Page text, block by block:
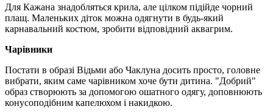
Для Кажана знадобляться крила, але цілком підійде чорний
плащ. Маленьких діток можна одягнути в будь-який
карнавальний костюм, зробити відповідний аквагрим.
Чарівники
Постати в образі Відьми або Чаклуна досить просто, головне
вибрати, яким саме чарівником хоче бути дитина. "Добрий"
образ створюють за допомогою ошатного одягу, доповнюють
конусоподібним капелюхом і накидкою.